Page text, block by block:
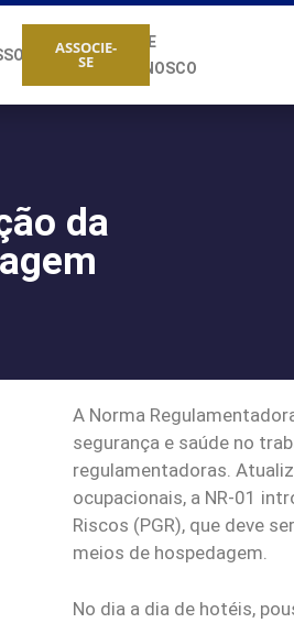
FALE
CONOSCO
ASSOCIE-
SE
da
A Norma
segurança e saúde no
regulamentadoras.
ocupacionais, a NR-01
Riscos (PGR), que deve
meios de hospedagem.
No dia a dia de hotéis,